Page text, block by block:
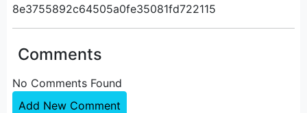
8e3755892c64505a0fe35081fd722115
Comments
No Comments Found
Add New Comment